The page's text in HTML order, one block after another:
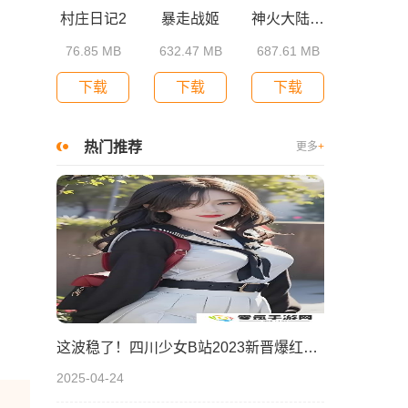
村庄日记2
76.85 MB
下载
暴走战姬
632.47 MB
下载
神火大陆小米版
687.61 MB
下载
热门推荐 更多+
这波稳了！四川少女B站2023新晋爆红！为什么她的内容这么吸睛？
2025-04-24